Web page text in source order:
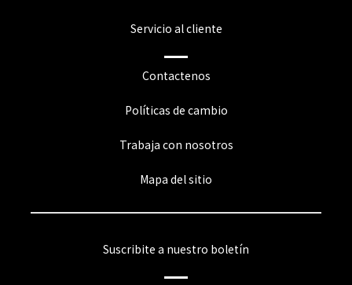
Servicio al cliente
Contactenos
Políticas de cambio
Trabaja con nosotros
Mapa del sitio
Suscribite a nuestro boletín